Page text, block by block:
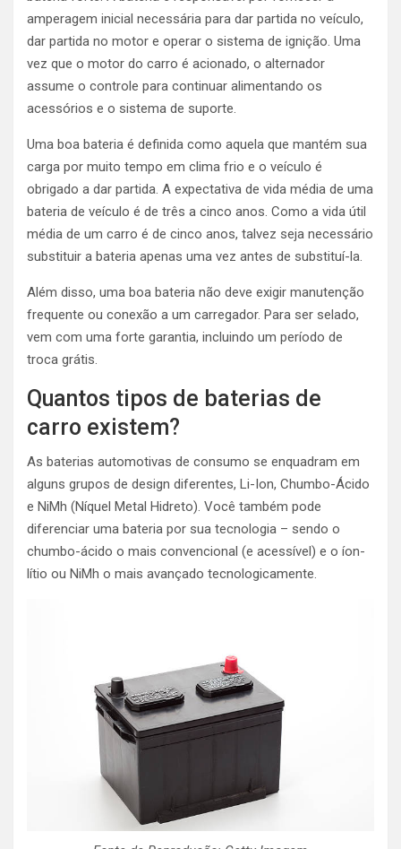
amperagem inicial necessária para dar partida no veículo,
dar partida no motor e operar o sistema de ignição. Uma
vez que o motor do carro é acionado, o alternador
assume o controle para continuar alimentando os
acessórios e o sistema de suporte.
Uma boa bateria é definida como aquela que mantém sua
carga por muito tempo em clima frio e o veículo é
obrigado a dar partida. A expectativa de vida média de uma
bateria de veículo é de três a cinco anos. Como a vida útil
média de um carro é de cinco anos, talvez seja necessário
substituir a bateria apenas uma vez antes de substituí-la.
Além disso, uma boa bateria não deve exigir manutenção
frequente ou conexão a um carregador. Para ser selado,
vem com uma forte garantia, incluindo um período de
troca grátis.
Quantos tipos de baterias de
carro existem?
As baterias automotivas de consumo se enquadram em
alguns grupos de design diferentes, Li-Ion, Chumbo-Ácido
e NiMh (Níquel Metal Hidreto). Você também pode
diferenciar uma bateria por sua tecnologia – sendo o
chumbo-ácido o mais convencional (e acessível) e o íon-
lítio ou NiMh o mais avançado tecnologicamente.